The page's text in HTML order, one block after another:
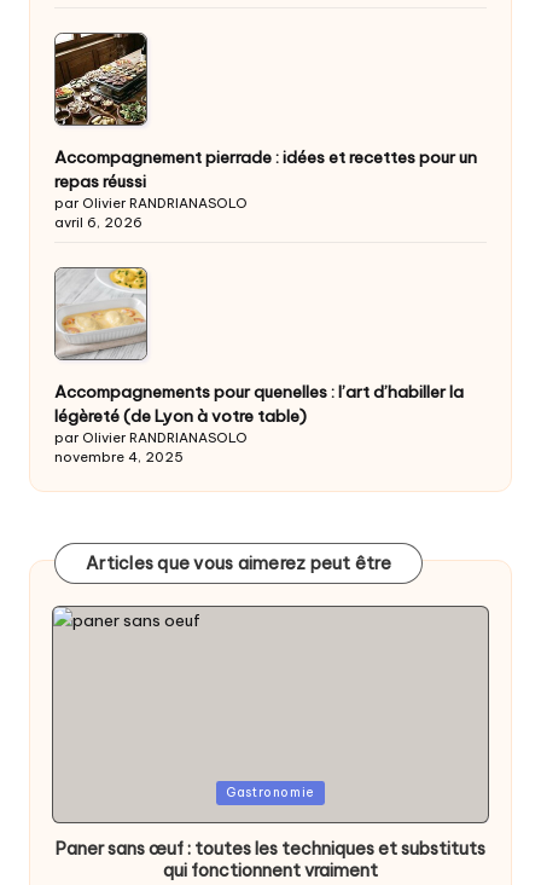
Accompagnement pierrade : idées et recettes pour un
repas réussi
par Olivier RANDRIANASOLO
avril 6, 2026
Accompagnements pour quenelles : l’art d’habiller la
légèreté (de Lyon à votre table)
par Olivier RANDRIANASOLO
novembre 4, 2025
Articles que vous aimerez peut être
Gastronomie
Paner sans œuf : toutes les techniques et substituts
qui fonctionnent vraiment